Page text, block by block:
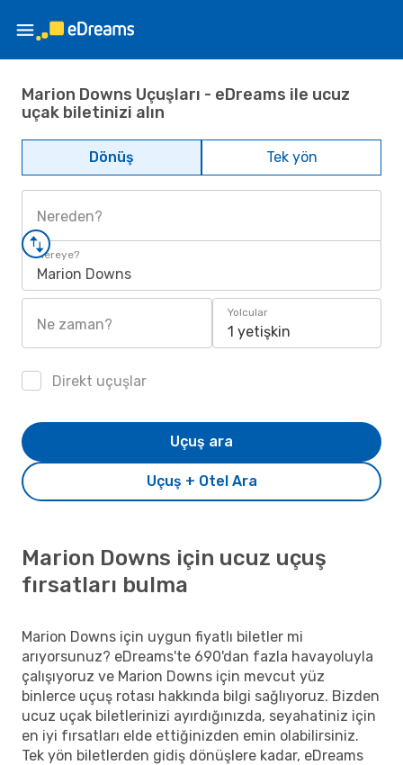
Marion Downs Uçuşları - eDreams ile ucuz
uçak biletinizi alın
Dönüş Tek yön
Nereden?
Nereye?
Marion Downs
Ne zaman?
Yolcular
1 yetişkin
Direkt uçuşlar
Uçuş + Otel Ara
Uçuş ara
Marion Downs için ucuz uçuş
fırsatları bulma
Marion Downs için uygun fiyatlı biletler mi
arıyorsunuz? eDreams'te 690'dan fazla havayoluyla
çalışıyoruz ve Marion Downs için mevcut yüz
binlerce uçuş rotası hakkında bilgi sağlıyoruz. Bizden
ucuz uçak biletlerinizi ayırdığınızda, seyahatiniz için
en iyi fırsatları elde ettiğinizden emin olabilirsiniz.
Tek yön biletlerden gidiş dönüşlere kadar, eDreams